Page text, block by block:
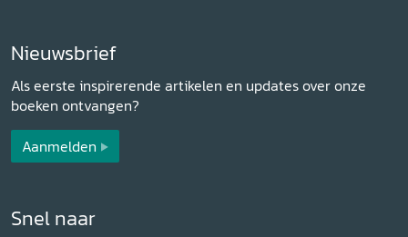
Nieuwsbrief
Als eerste inspirerende artikelen en updates over onze
boeken ontvangen?
Aanmelden
Snel naar